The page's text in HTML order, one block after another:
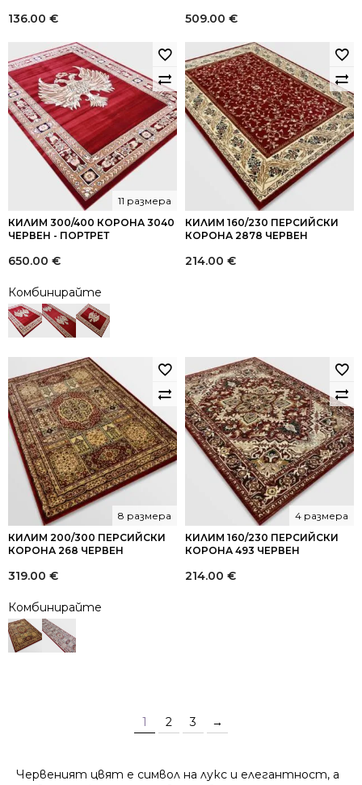
136.00 € 509.00 €
КИЛИМ 300/400 КОРОНА 3040
ЧЕРВЕН - ПОРТРЕТ
11 размера
650.00 €
Комбинирайте
КИЛИМ 160/230 ПЕРСИЙСКИ
КОРОНА 2878 ЧЕРВЕН
214.00 €
КИЛИМ 200/300 ПЕРСИЙСКИ
КОРОНА 268 ЧЕРВЕН
8 размера
319.00 €
Комбинирайте
КИЛИМ 160/230 ПЕРСИЙСКИ
КОРОНА 493 ЧЕРВЕН
4 размера
214.00 €
1 2 3 →
Червеният цвят е символ на лукс и елегантност, а